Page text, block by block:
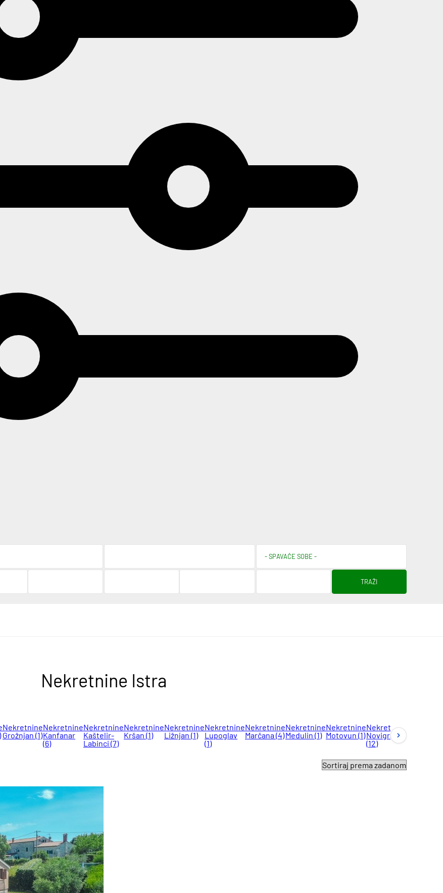
Nekretnine Istra
Nekretnine
Grožnjan (1)
Nekretnine
Kanfanar
(6)
Nekretnine
Kaštelir-
Labinci (7)
Nekretnine
Kršan (1)
Nekretnine
Ližnjan (1)
Nekretnine
Lupoglav
(1)
Nekretnine
Marčana(4)
Nekretnine
Medulin (1)
Nekretnine
Motovun (1)
Nekretnine
Novigrad
(12)